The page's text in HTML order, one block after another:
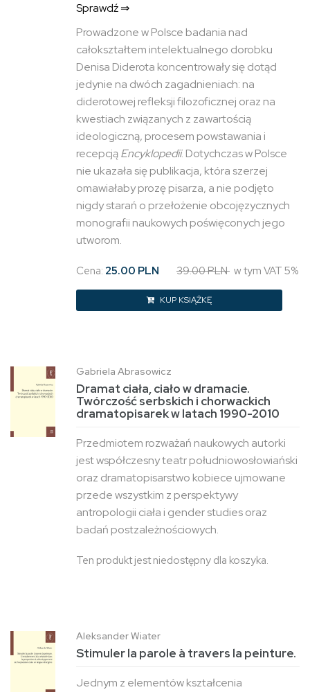
Sprawdź ⇒
Prowadzone w Polsce badania nad
całokształtem intelektualnego dorobku
Denisa Diderota koncentrowały się dotąd
jedynie na dwóch zagadnieniach: na
diderotowej refleksji filozoficznej oraz na
kwestiach związanych z zawartością
ideologiczną, procesem powstawania i
recepcjąEncyklopedii. Dotychczas w Polsce
nie ukazała się publikacja, która szerzej
omawiałaby prozę pisarza, a nie podjęto
nigdy starań o przełożenie obcojęzycznych
monografii naukowych poświęconych jego
utworom.
Cena: 25.00 PLN 39.00 PLN w tym VAT 5%
KUP KSIĄŻKĘ
Gabriela Abrasowicz
Dramat ciała, ciało w dramacie.
Twórczość serbskich i chorwackich
dramatopisarek w latach 1990-2010
Przedmiotem rozważań naukowych autorki
jest współczesny teatr południowosłowiański
oraz dramatopisarstwo kobiece ujmowane
przede wszystkim z perspektywy
antropologii ciała i gender studies oraz
badań postzależnościowych.
Ten produkt jest niedostępny dla koszyka.
Aleksander Wiater
Stimuler la parole à travers la peinture.
Jednym z elementów kształcenia